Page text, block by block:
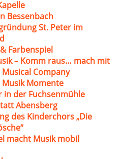
Bessenbach
St. Peter im
Farbenspiel
– Komm raus… mach mit
Company
Momente
in der Fuchsenmühle
Abensberg
des Kinderchors „Die
macht Musik mobil